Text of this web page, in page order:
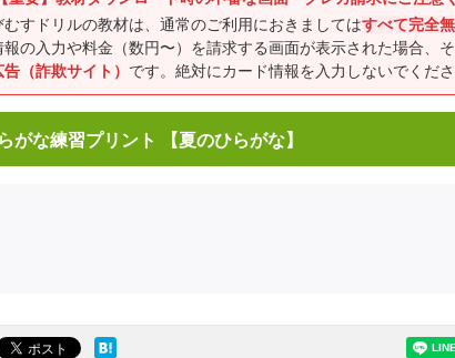
むすドリルの教材は、通常のご利用におきましてはすべて完全
報の入力や料金（数円〜）を請求する画面が表示された場合、
（詐欺サイト） です。絶対にカード情報を入力しないでくださ
がな練習プリント 【夏のひらがな】